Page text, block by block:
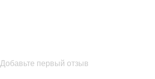
Добавьте первый отзыв